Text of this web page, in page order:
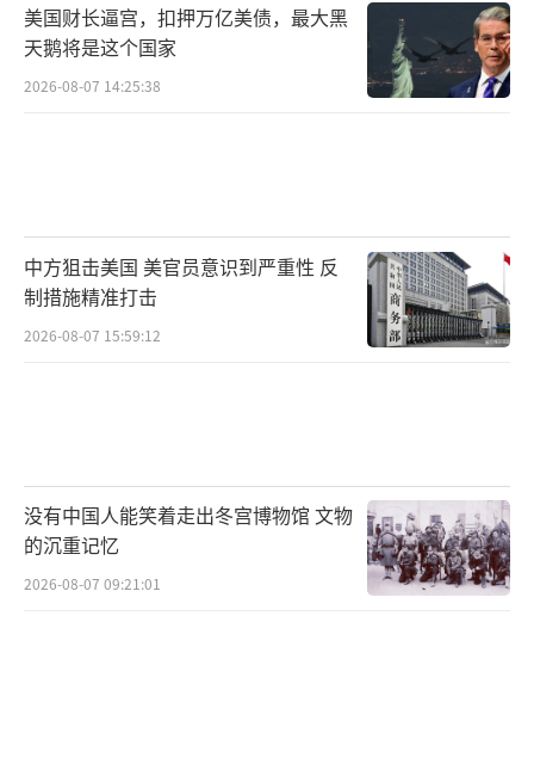
美国财长逼宫，扣押万亿美债，最大黑
天鹅将是这个国家
2026-08-07 14:25:38
中方狙击美国 美官员意识到严重性 反
制措施精准打击
2026-08-07 15:59:12
没有中国人能笑着走出冬宫博物馆 文物
的沉重记忆
2026-08-07 09:21:01